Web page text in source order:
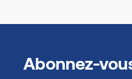
DES TARIFS
Abonnez-